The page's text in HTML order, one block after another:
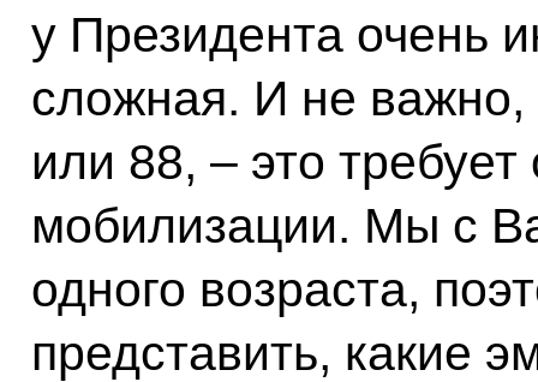
у Президента очень
сложная. И не важно,
или 88, – это
мобилизации. Мы с
одного возраста,
представить, какие